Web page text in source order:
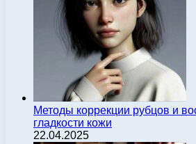
Методы коррекции рубцов и
гладкости кожи
22.04.2025